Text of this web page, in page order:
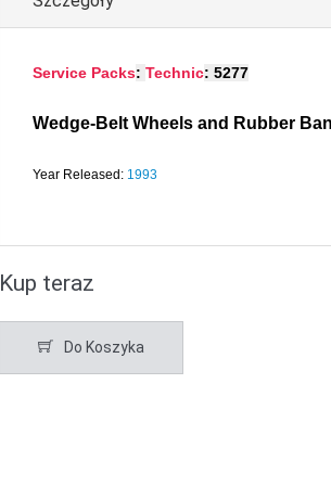
Service Packs: Technic: 5277
Wedge-Belt Wheels and Rubber
Year Released: 1993
Kup teraz
Do Koszyka